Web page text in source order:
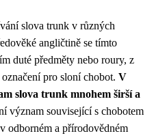
slova trunk v různých
angličtině se tímto
duté předměty nebo roury, z
pro sloní chobot. V
slova trunk mnohem širší a
význam související s chobotem
odborném a přírodovědném